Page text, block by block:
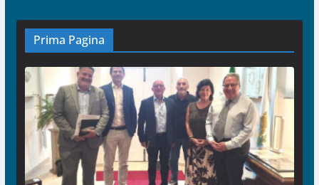
Prima Pagina